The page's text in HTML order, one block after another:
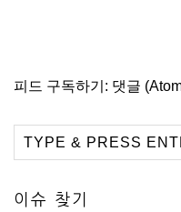
피드 구독하기: 댓글
이슈 찾기